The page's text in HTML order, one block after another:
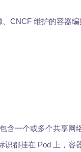
CNCF 维护的容器
含一个或多个共享
都挂在 Pod 上，容